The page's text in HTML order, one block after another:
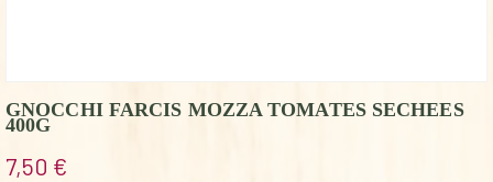
GNOCCHI FARCIS MOZZA TOMATES SECHEES
400G
7,50 €